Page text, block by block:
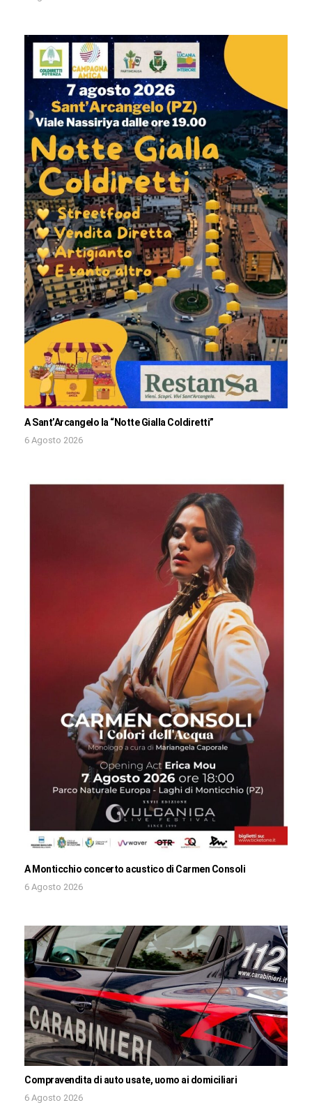
A Sant’Arcangelo la “Notte Gialla Coldiretti”
6 Agosto 2026
A Monticchio concerto acustico di Carmen Consoli
6 Agosto 2026
Compravendita di auto usate, uomo ai domiciliari
6 Agosto 2026